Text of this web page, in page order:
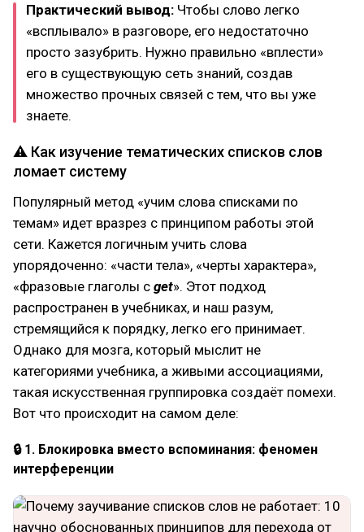
Практический вывод: Чтобы слово легко
«всплывало» в разговоре, его недостаточно
просто зазубрить. Нужно правильно «вплести»
его в существующую сеть знаний, создав
множество прочных связей с тем, что вы уже
знаете.
⚠ Как изучение тематических списков слов
ломает систему
Популярный метод «учим слова списками по
темам» идет вразрез с принципом работы этой
сети. Кажется логичным учить слова
упорядоченно: «части тела», «черты характера»,
«фразовые глаголы с get». Этот подход
распространен в учебниках, и наш разум,
стремящийся к порядку, легко его принимает.
Однако для мозга, который мыслит не
категориями учебника, а живыми ассоциациями,
такая искусственная группировка создаёт помехи.
Вот что происходит на самом деле:
🔒 1. Блокировка вместо вспоминания: феномен
интерференции